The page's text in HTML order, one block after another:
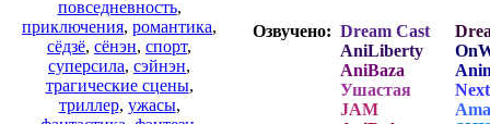
повседневность,
приключения, романтика,
сёдзё, сёнэн, спорт,
суперсила, сэйнэн,
трагические сцены,
триллер, ужасы,
Озвучено: Dream Cast
AniLiberty
AniBaza
Ушастая
JAM